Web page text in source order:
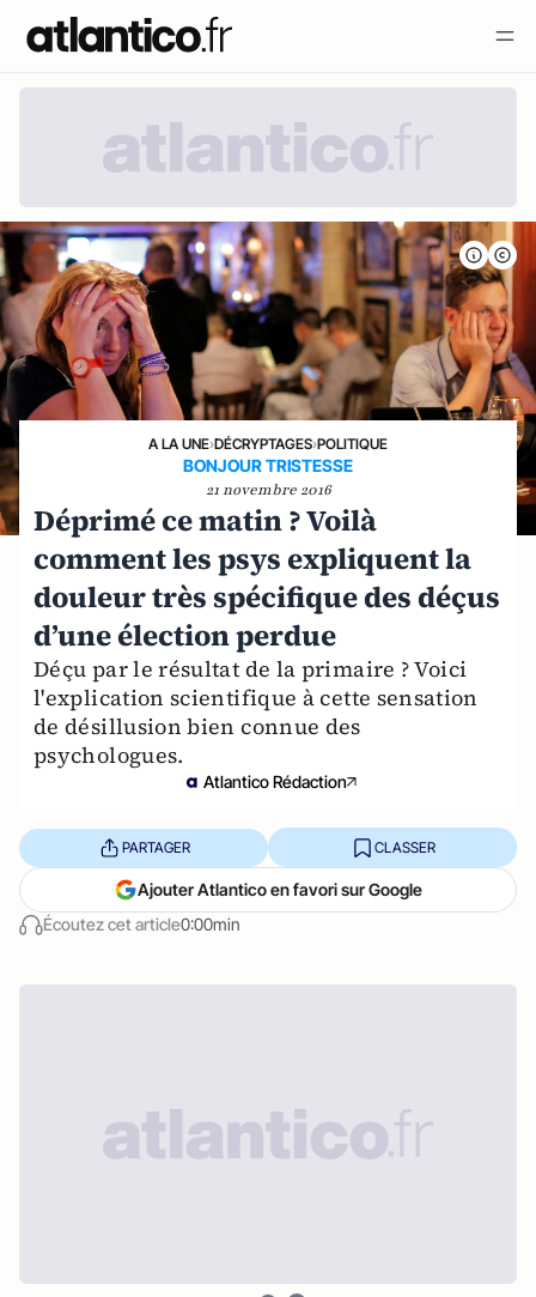
A LA UNE›DÉCRYPTAGES›POLITIQUE
BONJOUR TRISTESSE
21 novembre 2016
Déprimé ce matin ? Voilà
comment les psys expliquent la
douleur très spécifique des déçus
d’une élection perdue
Déçu par le résultat de la primaire ? Voici
l'explication scientifique à cette sensation
de désillusion bien connue des
psychologues.
Atlantico Rédaction
Écoutez cet article0:00min
PARTAGER CLASSER
Ajouter Atlantico en favori sur Google